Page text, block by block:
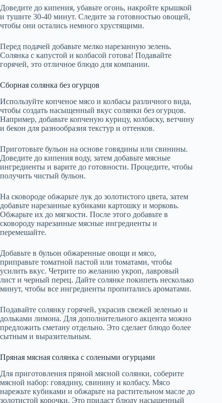
Доведите до кипения, убавьте огонь, накройте крышкой
и тушите 30-40 минут. Следите за готовностью овощей,
чтобы они остались немного хрустящими.
Перед подачей добавьте мелко нарезанную зелень.
Солянка с капустой и колбасой готова! Подавайте
горячей, это отличное блюдо для компании.
Сборная солянка без огурцов
Используйте копченое мясо и колбасы различного вида,
чтобы создать насыщенный вкус солянки без огурцов.
Например, добавьте копченую курицу, колбаску, ветчину
и бекон для разнообразия текстур и оттенков.
Приготовьте бульон на основе говядины или свинины.
Доведите до кипения воду, затем добавьте мясные
ингредиенты и варите до готовности. Процедите, чтобы
получить чистый бульон.
На сковороде обжарьте лук до золотистого цвета, затем
добавьте нарезанные кубиками картошку и морковь.
Обжарьте их до мягкости. После этого добавьте в
сковороду нарезанные мясные ингредиенты и
перемешайте.
Добавьте в бульон обжаренные овощи и мясо,
приправьте томатной пастой или томатами, чтобы
усилить вкус. Четрите по желанию укроп, лавровый
лист и черный перец. Дайте солянке покипеть несколько
минут, чтобы все ингредиенты пропитались ароматами.
Подавайте солянку горячей, украсив свежей зеленью и
дольками лимона. Для дополнительного акцента можно
предложить сметану отдельно. Это сделает блюдо более
сытным и выразительным.
Пряная мясная солянка с солеными огурцами
Для приготовления пряной мясной солянки, соберите
мясной набор: говядину, свинину и колбасу. Мясо
нарежьте кубиками и обжарьте на растительном масле до
золотистой корочки. Это придаст блюду насыщенный